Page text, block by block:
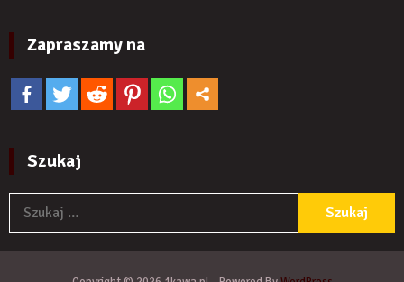
Zapraszamy na
Szukaj